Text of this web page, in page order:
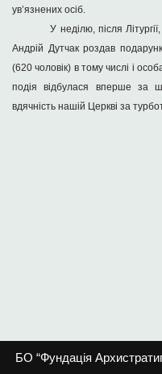
ув’язнених осіб.
У неділю, після
Андрій Дутчак роздав
(620 чоловік) в тому числі і
подія відбулася вперше за
вдячність нашій Церкві за
БО “Фундація